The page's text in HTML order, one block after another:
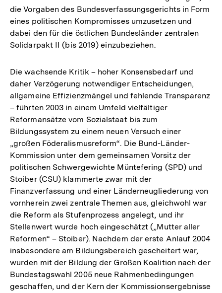
die Vorgaben des Bundesverfassungsgerichts in Form
eines politischen Kompromisses umzusetzen und
dabei den für die östlichen Bundesländer zentralen
Solidarpakt II (bis 2019) einzubeziehen.
Die wachsende Kritik – hoher Konsensbedarf und
daher Verzögerung notwendiger Entscheidungen,
allgemeine Effizienzmängel und fehlende Transparenz
– führten 2003 in einem Umfeld vielfältiger
Reformansätze vom Sozialstaat bis zum
Bildungssystem zu einem neuen Versuch einer
„großen Föderalismusreform“. Die Bund-Länder-
Kommission unter dem gemeinsamen Vorsitz der
politischen Schwergewichte Müntefering (SPD) und
Stoiber (CSU) klammerte zwar mit der
Finanzverfassung und einer Länderneugliederung von
vornherein zwei zentrale Themen aus, gleichwohl war
die Reform als Stufenprozess angelegt, und ihr
Stellenwert wurde hoch eingeschätzt („Mutter aller
Reformen“ – Stoiber). Nachdem der erste Anlauf 2004
insbesondere am Bildungsbereich gescheitert war,
wurden mit der Bildung der Großen Koalition nach der
Bundestagswahl 2005 neue Rahmenbedingungen
geschaffen, und der Kern der Kommissionsergebnisse